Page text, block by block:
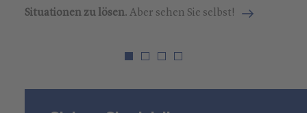
Situationen zu lösen. Aber sehen Sie selbst!